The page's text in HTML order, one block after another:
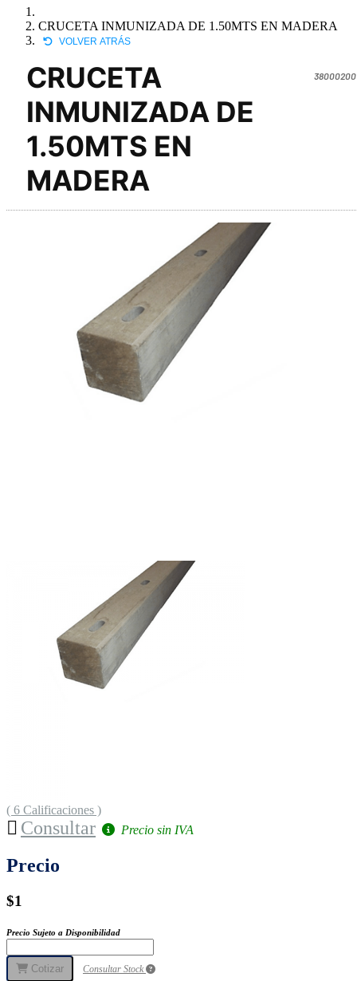
CRUCETA INMUNIZADA DE 1.50MTS EN MADERA
VOLVER ATRÁS
CRUCETA
INMUNIZADA DE
1.50MTS EN
MADERA
( 6 Calificaciones )
Consultar Precio sin IVA
Precio
$1
Precio Sujeto a Disponibilidad
Cotizar Consultar Stock